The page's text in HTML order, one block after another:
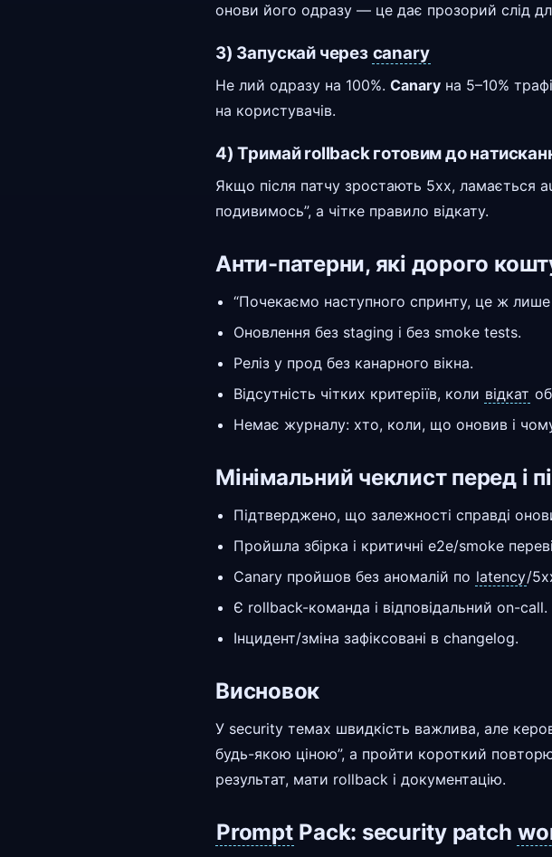
онови його одразу — це дає прозорий слід
3) Запускай через canary
Не лий одразу на 100%. Canary на 5–10%
на користувачів.
4) Тримай rollback готовим до
Якщо після патчу зростають 5xx, ламається
подивимось”, а чітке правило відкату.
Анти-патерни, які дорого
“Почекаємо наступного спринту, це ж лише
Оновлення без staging і без smoke tests.
Реліз у прод без канарного вікна.
Відсутність чітких критеріїв, коли відкат
Немає журналу: хто, коли, що оновив і
Мінімальний чеклист перед і
Підтверджено, що залежності справді
Пройшла збірка і критичні e2e/smoke
Canary пройшов без аномалій по latency/
Є rollback-команда і відповідальний on-call.
Інцидент/зміна зафіксовані в changelog.
Висновок
У security темах швидкість важлива, але
будь-якою ціною”, а пройти короткий
результат, мати rollback і документацію.
Prompt Pack: security patch